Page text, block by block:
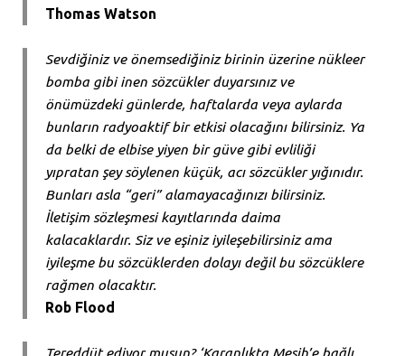
Thomas Watson
Sevdiğiniz ve önemsediğiniz birinin üzerine nükleer
bomba gibi inen sözcükler duyarsınız ve
önümüzdeki günlerde, haftalarda veya aylarda
bunların radyoaktif bir etkisi olacağını bilirsiniz. Ya
da belki de elbise yiyen bir güve gibi evliliği
yıpratan şey söylenen küçük, acı sözcükler yığınıdır.
Bunları asla “geri” alamayacağınızı bilirsiniz.
İletişim sözleşmesi kayıtlarında daima
kalacaklardır. Siz ve eşiniz iyileşebilirsiniz ama
iyileşme bu sözcüklerden dolayı değil bu sözcüklere
rağmen olacaktır.
Rob Flood
Tereddüt ediyor musun? ‘Karanlıkta Mesih’e bağlı